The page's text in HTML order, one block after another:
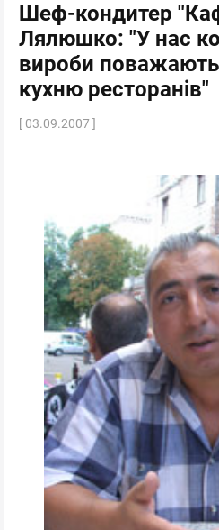
Шеф-кондитер
Лялюшко: "У нас
вироби
кухню ресторанів"
[ 03.09.2007 ]